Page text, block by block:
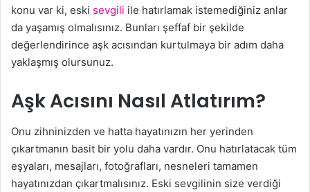
konu var ki, eski sevgili ile hatırlamak istemediğiniz anlar
da yaşamış olmalısınız. Bunları şeffaf bir şekilde
değerlendirince aşk acısından kurtulmaya bir adım daha
yaklaşmış olursunuz.
Aşk Acısını Nasıl Atlatırım?
Onu zihninizden ve hatta hayatınızın her yerinden
çıkartmanın basit bir yolu daha vardır. Onu hatırlatacak tüm
eşyaları, mesajları, fotoğrafları, nesneleri tamamen
hayatınızdan çıkartmalısınız. Eski sevgilinin size verdiği